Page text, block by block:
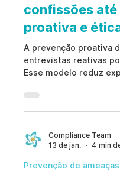
confissões
proativa e
A prevenção proativa
entrevistas reativas
Esse modelo reduz
confessionais.
Compliance Team
13 de jan.
4 min
Prevenção de